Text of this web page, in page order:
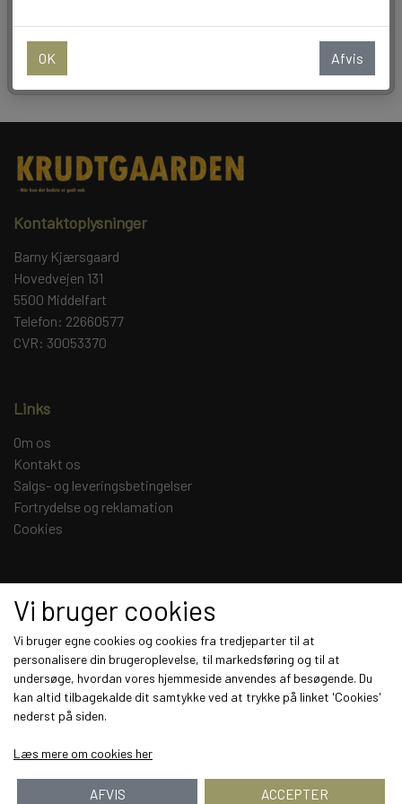
Tilføj til kurv
Kontaktoplysninger
Barny Kjærsgaard
Hovedvejen 131
5500 Middelfart
Telefon: 22660577
CVR: 30053370
Links
Om os
Kontakt os
Salgs- og leveringsbetingelser
Fortrydelse og reklamation
Cookies
Modtag vores nyhedsbrev via e-mail
Vi bruger cookies
Vi bruger egne cookies og cookies fra tredjeparter til at
personalisere din brugeroplevelse, til markedsføring og til at
undersøge, hvordan vores hjemmeside anvendes af besøgende. Du
kan altid tilbagekalde dit samtykke ved at trykke på linket 'Cookies'
nederst på siden.
Læs mere om cookies her
AFVIS ACCEPTER
OK Afvis